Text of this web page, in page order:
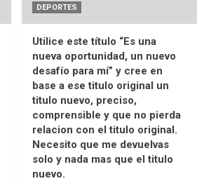
DEPORTES
Utilice este título “Es una
nueva oportunidad, un nuevo
desafío para mí” y cree en
base a ese titulo original un
titulo nuevo, preciso,
comprensible y que no pierda
relacion con el titulo original.
Necesito que me devuelvas
solo y nada mas que el titulo
nuevo.